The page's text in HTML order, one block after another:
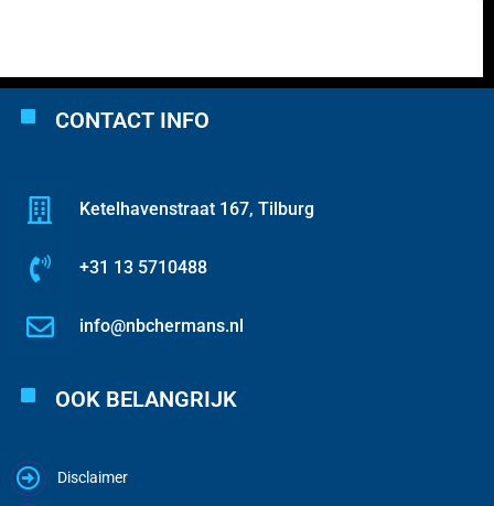
CONTACT INFO
Ketelhavenstraat 167, Tilburg
+31 13 5710488
info@nbchermans.nl
OOK BELANGRIJK
Disclaimer